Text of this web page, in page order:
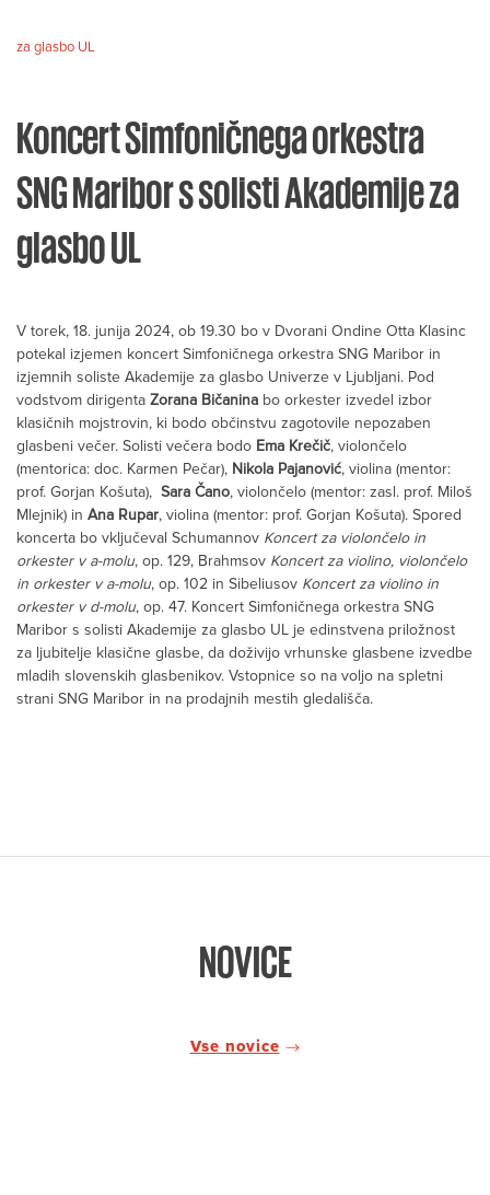
za glasbo UL
Koncert Simfoničnega orkestra
SNG Maribor s solisti Akademije za
glasbo UL
V torek, 18. junija 2024, ob 19.30 bo v Dvorani Ondine Otta Klasinc
potekal izjemen koncert Simfoničnega orkestra SNG Maribor in
izjemnih soliste Akademije za glasbo Univerze v Ljubljani. Pod
vodstvom dirigenta Zorana Bičanina bo orkester izvedel izbor
klasičnih mojstrovin, ki bodo občinstvu zagotovile nepozaben
glasbeni večer. Solisti večera bodo Ema Krečič, violončelo
(mentorica: doc. Karmen Pečar), Nikola Pajanović, violina (mentor:
prof. Gorjan Košuta), Sara Čano, violončelo (mentor: zasl. prof. Miloš
Mlejnik) in Ana Rupar, violina (mentor: prof. Gorjan Košuta). Spored
koncerta bo vključeval Schumannov Koncert za violončelo in
orkester v a-molu, op. 129, Brahmsov Koncert za violino, violončelo
in orkester v a-molu, op. 102 in Sibeliusov Koncert za violino in
orkester v d-molu, op. 47. Koncert Simfoničnega orkestra SNG
Maribor s solisti Akademije za glasbo UL je edinstvena priložnost
za ljubitelje klasične glasbe, da doživijo vrhunske glasbene izvedbe
mladih slovenskih glasbenikov. Vstopnice so na voljo na spletni
strani SNG Maribor in na prodajnih mestih gledališča.
NOVICE
Vse novice